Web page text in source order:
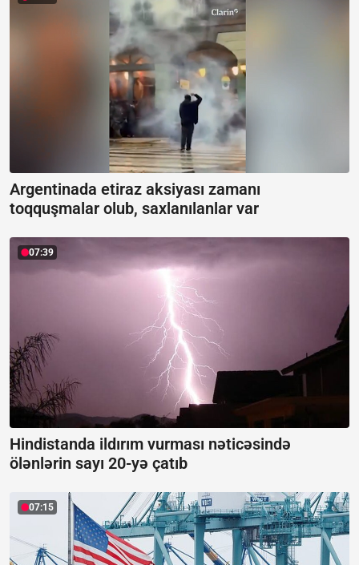
Argentinada etiraz aksiyası zamanı
toqquşmalar olub, saxlanılanlar var
07:39
Hindistanda ildırım vurması nəticəsində
ölənlərin sayı 20-yə çatıb
07:15